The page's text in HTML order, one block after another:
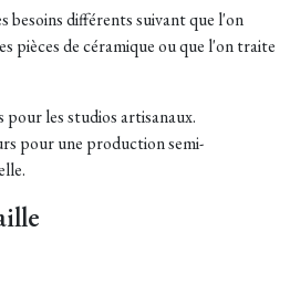
besoins différents suivant que l'on
pièces de céramique ou que l'on traite
pour les studios artisanaux.
pour une production semi-